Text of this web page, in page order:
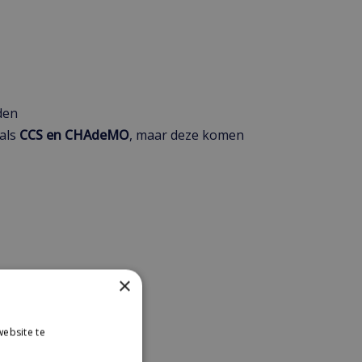
CCS en CHAdeMO, maar deze komen
staat
hetzelfde parkeert
of grotere opritten
×
te